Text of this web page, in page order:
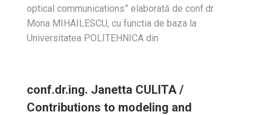
optical communications” elaborată de conf.dr.
Mona MIHAILESCU, cu functia de baza la
Universitatea POLITEHNICA din
conf.dr.ing. Janetta CULITA /
Contributions to modeling and